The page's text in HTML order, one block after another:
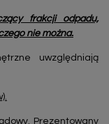
frakcji odpadu,
nie można.
uwzględniają
Prezentowany